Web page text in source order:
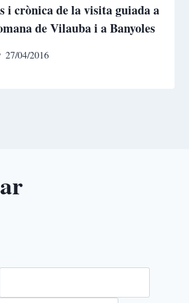
i crònica de la visita guiada a
de Vilauba i a Banyoles
27/04/2016